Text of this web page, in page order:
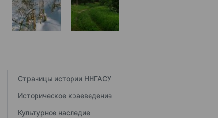
Страницы истории ННГАСУ
Историческое краеведение
Культурное наследие